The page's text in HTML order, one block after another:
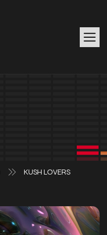
KUSH LOVERS